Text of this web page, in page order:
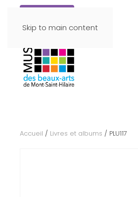
Skip to main content
Accueil / Livres et albums / PLU117